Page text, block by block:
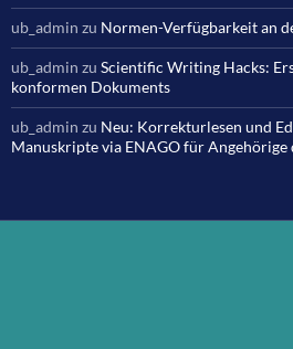
ub_admin zu Normen-Verfügbarkeit an
ub_admin zu Scientific Writing Hacks:
konformen Dokuments
ub_admin zu Neu: Korrekturlesen und
Manuskripte via ENAGO für Angehörige